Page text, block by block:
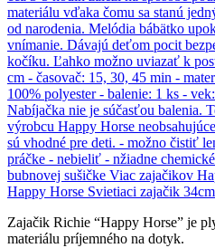
Happy Horse Svietiaci zajačik 34cm
Zajačik Richie “Happy Horse” je
materiálu príjemného na dotyk.